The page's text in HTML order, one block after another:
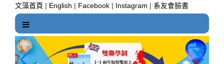
文藻首頁 | English | Facebook | Instagram | 系友會臉書